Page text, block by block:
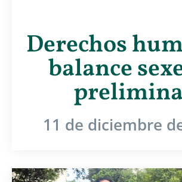
Derechos
balance
11 de diciembre